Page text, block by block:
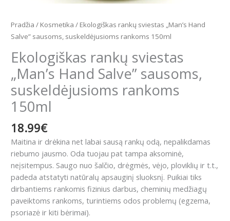
Pradžia / Kosmetika / Ekologiškas rankų sviestas „Man’s Hand
Salve” sausoms, suskeldėjusioms rankoms 150ml
Ekologiškas rankų sviestas
„Man’s Hand Salve” sausoms,
suskeldėjusioms rankoms
150ml
18.99€
Maitina ir drėkina net labai sausą rankų odą, nepalikdamas
riebumo jausmo. Oda tuojau pat tampa aksominė,
neįsitempus. Saugo nuo šalčio, drėgmės, vėjo, ploviklių ir t.t.,
padeda atstatyti natūralų apsauginį sluoksnį. Puikiai tiks
dirbantiems rankomis fizinius darbus, cheminių medžiagų
paveiktoms rankoms, turintiems odos problemų (egzema,
psoriazė ir kiti bėrimai).